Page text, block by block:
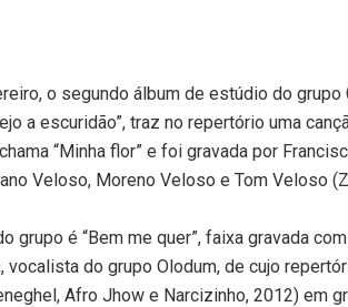
o segundo álbum de estúdio do grupo
a escuridão”, traz no repertório uma
“Minha flor” e foi gravada por
Veloso, Moreno Veloso e Tom Veloso
grupo é “Bem me quer”, faixa gravada
do grupo Olodum, de cujo
Afro Jhow e Narcizinho, 2012) em